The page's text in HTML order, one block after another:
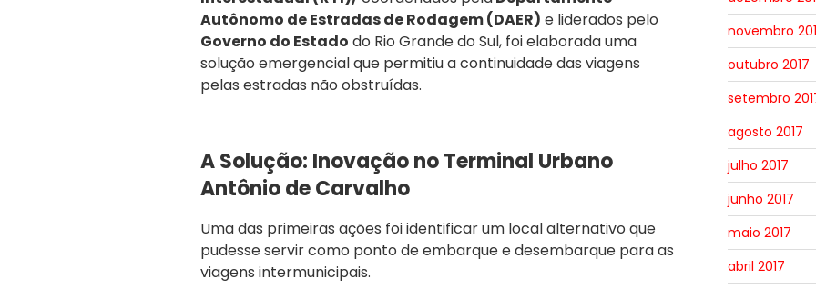
Autônomo de Estradas de Rodagem (DAER) e liderados pelo
Governo do Estado do Rio Grande do Sul, foi elaborada uma
solução emergencial que permitiu a continuidade das viagens
pelas estradas não obstruídas.
A Solução: Inovação no Terminal Urbano
Antônio de Carvalho
Uma das primeiras ações foi identificar um local alternativo que
pudesse servir como ponto de embarque e desembarque para as
viagens intermunicipais.
novembro
outubro 2017
setembro
agosto 2017
julho 2017
junho 2017
maio 2017
abril 2017